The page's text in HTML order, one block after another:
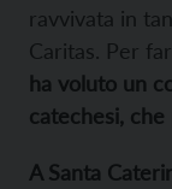
ravvivata in
Caritas. Per
ha voluto un
catechesi, che
A Santa